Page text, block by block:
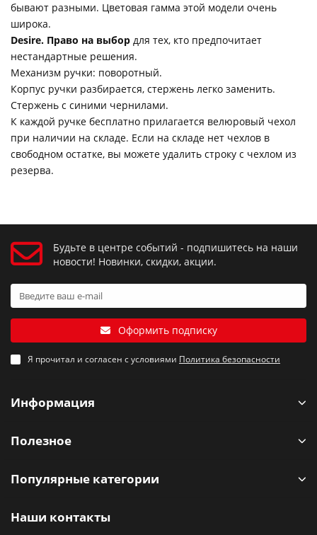
бывают разными. Цветовая гамма этой модели очень
широка.
Desire. Право на выбор для тех, кто предпочитает
нестандартные решения.
Механизм ручки: поворотный.
Корпус ручки разбирается, стержень легко заменить.
Стержень с синими чернилами.
К каждой ручке бесплатно прилагается велюровый чехол
при наличии на складе. Если на складе нет чехлов в
свободном остатке, вы можете удалить строку с чехлом из
резерва.
Будьте в центре событий - подпишитесь на наши
новости! Новинки, скидки, акции.
Оформить подписку
Я прочитал и согласен с условиями Политика безопасности
Информация
Полезное
Популярные категории
Наши контакты